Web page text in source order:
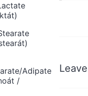
Adipate
/